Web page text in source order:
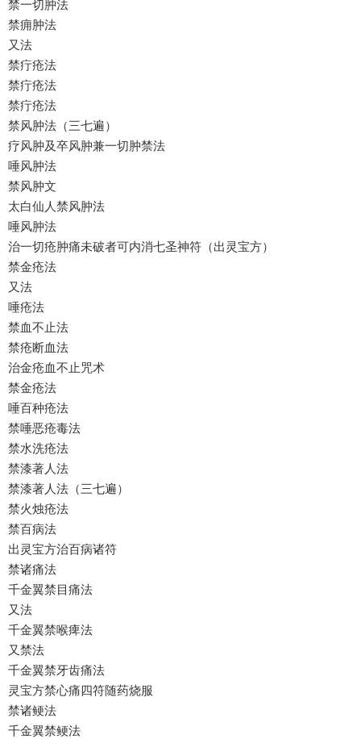
禁一切肿法
禁痈肿法
又法
禁疔疮法
禁疔疮法
禁疔疮法
禁风肿法（三七遍）
疗风肿及卒风肿兼一切肿禁法
唾风肿法
禁风肿文
太白仙人禁风肿法
唾风肿法
治一切疮肿痛未破者可内消七圣神符（出灵宝方）
禁金疮法
又法
唾疮法
禁血不止法
禁疮断血法
治金疮血不止咒术
禁金疮法
唾百种疮法
禁唾恶疮毒法
禁水洗疮法
禁漆著人法
禁漆著人法（三七遍）
禁火烛疮法
禁百病法
出灵宝方治百病诸符
禁诸痛法
千金翼禁目痛法
又法
千金翼禁喉痺法
又禁法
千金翼禁牙齿痛法
灵宝方禁心痛四符随药烧服
禁诸鲠法
千金翼禁鲠法